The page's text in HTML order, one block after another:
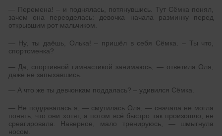
— Перемена! – и поднялась, потянувшись. Тут Сёмка понял,
зачем она переоделась: девочка начала разминку перед
открывшим рот мальчиком.
— Ну, ты даёшь, Олька! – пришёл в себя Сёмка. – Ты что,
спортсменка?
— Да, спортивной гимнастикой занимаюсь, — ответила Оля,
даже не запыхавшись.
— А что же ты девчонкам поддалась? – удивился Сёмка.
— Не поддавалась я, — смутилась Оля, — сначала не могла
понять, что они хотят, а потом всё быстро так произошло, не
среагировала. Наверное, мало тренируюсь, — шмыгнула
носом.